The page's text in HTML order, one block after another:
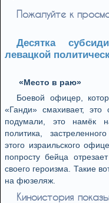
Пожалуйте к
Десятка
левацкой
«Место в раю»
Боевой офицер,
«Ганди» смахивает,
подумали, это намёк
политика,
этого израильского
попросту бейца
своего героизма. Такие
на фюзеляж.
Киноистория